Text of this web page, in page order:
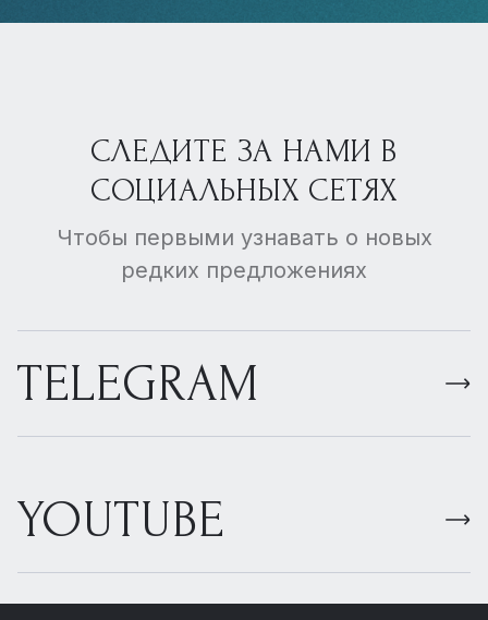
СЛЕДИТЕ ЗА НАМИ В
СОЦИАЛЬНЫХ СЕТЯХ
Чтобы первыми узнавать о новых
редких предложениях
TELEGRAM
YOUTUBE